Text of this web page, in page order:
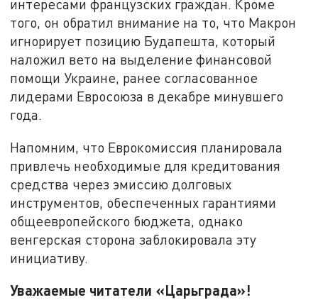
интересами французских граждан. Кроме
того, он обратил внимание на то, что Макрон
игнорирует позицию Будапешта, который
наложил вето на выделение финансовой
помощи Украине, ранее согласованное
лидерами Евросоюза в декабре минувшего
года.
Напомним, что Еврокомиссия планировала
привлечь необходимые для кредитования
средства через эмиссию долговых
инструментов, обеспеченных гарантиями
общеевропейского бюджета, однако
венгерская сторона заблокировала эту
инициативу.
Уважаемые читатели «Царьграда»!